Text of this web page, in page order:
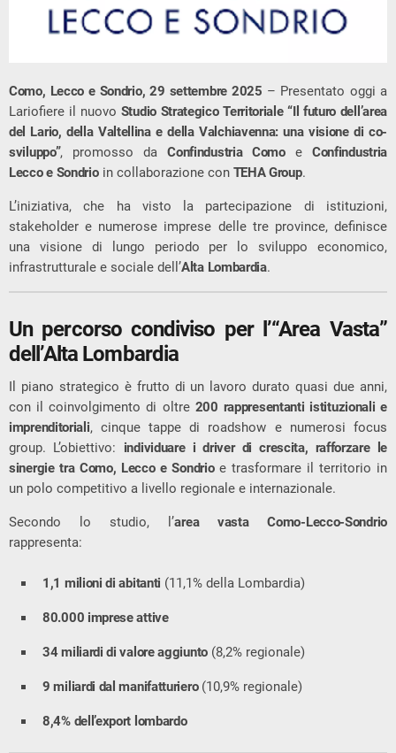
Como, Lecco e Sondrio, 29 settembre 2025 – Presentato oggi a
Lariofiere il nuovo Studio Strategico Territoriale “Il futuro dell’area
del Lario, della Valtellina e della Valchiavenna: una visione di co-
sviluppo”, promosso daConfindustria Comoe Confindustria
Lecco e Sondrioin collaborazione con TEHA Group.
L’iniziativa, che ha visto la partecipazione di istituzioni,
stakeholder e numerose imprese delle tre province, definisce
una visione di lungo periodo per lo sviluppo economico,
infrastrutturale e sociale dell’Alta Lombardia.
Un percorso condiviso per l’“Area Vasta”
dell’Alta Lombardia
Il piano strategico è frutto di un lavoro durato quasi due anni,
con il coinvolgimento di oltre 200 rappresentanti istituzionali e
imprenditoriali, cinque tappe di roadshow e numerosi focus
group. L’obiettivo: individuare i driver di crescita, rafforzare le
sinergie tra Como, Lecco e Sondrioe trasformare il territorio in
un polo competitivo a livello regionale e internazionale.
Secondo lo studio, l’area vasta Como-Lecco-Sondrio
rappresenta:
1,1 milioni di abitanti (11,1% della Lombardia)
80.000 imprese attive
34 miliardi di valore aggiunto (8,2% regionale)
9 miliardi dal manifatturiero(10,9% regionale)
8,4% dell’export lombardo